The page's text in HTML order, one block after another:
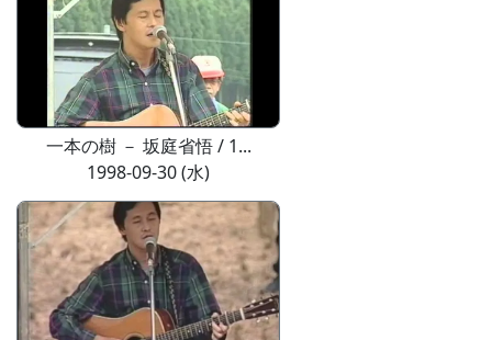
一本の樹 － 坂庭省悟 / 1...
1998-09-30 (水)